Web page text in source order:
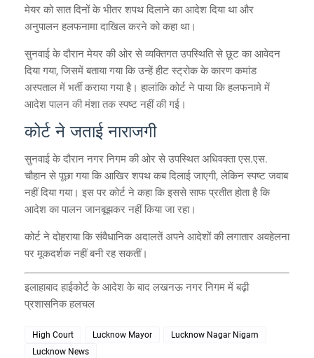
मेयर को सात दिनों के भीतर शपथ दिलाने का आदेश दिया था और
अनुपालन हलफनामा दाखिल करने को कहा था।
सुनवाई के दौरान मेयर की ओर से व्यक्तिगत उपस्थिति से छूट का आवेदन
दिया गया, जिसमें बताया गया कि उन्हें हीट स्ट्रोक के कारण कमांड
अस्पताल में भर्ती कराया गया है। हालांकि कोर्ट ने पाया कि हलफनामे में
आदेश पालन की मंशा तक स्पष्ट नहीं की गई।
कोर्ट ने जताई नाराजगी
सुनवाई के दौरान नगर निगम की ओर से उपस्थित अधिवक्ता एस.एस.
चौहान से पूछा गया कि आखिर शपथ कब दिलाई जाएगी, लेकिन स्पष्ट जवाब
नहीं दिया गया। इस पर कोर्ट ने कहा कि इससे साफ प्रतीत होता है कि
आदेश का पालन जानबूझकर नहीं किया जा रहा।
कोर्ट ने दोहराया कि संवैधानिक अदालतें अपने आदेशों की लगातार अवहेलना
पर मूकदर्शक नहीं बनी रह सकतीं।
इलाहाबाद हाईकोर्ट के आदेश के बाद लखनऊ नगर निगम में बढ़ी
प्रशासनिक हलचल
High Court Lucknow Mayor
Lucknow Nagar Nigam
Lucknow News